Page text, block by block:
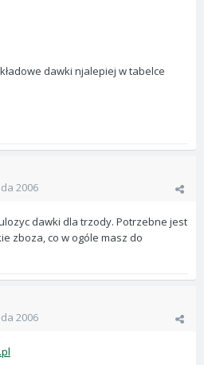
dawki njalepiej w tabelce
2006
dawki dla trzody. Potrzebne jest
zboza, co w ogóle masz do
2006